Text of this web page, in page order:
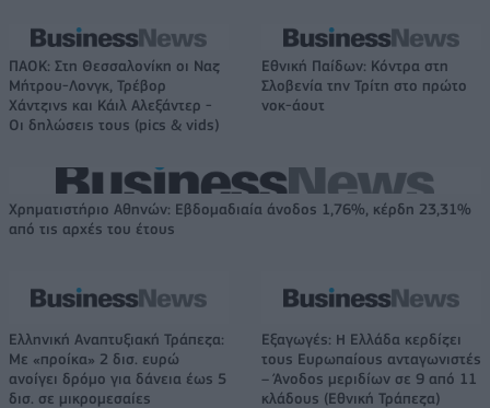
ΠΑΟΚ: Στη Θεσσαλονίκη οι Ναζ
Μήτρου-Λονγκ, Τρέβορ
Χάντζινς και Κάιλ Αλεξάντερ -
Οι δηλώσεις τους (pics & vids)
Εθνική Παίδων: Κόντρα στη
Σλοβενία την Τρίτη στο πρώτο
νοκ-άουτ
Χρηματιστήριο Αθηνών: Εβδομαδιαία άνοδος 1,76%, κέρδη 23,31%
από τις αρχές του έτους
Ελληνική Αναπτυξιακή Τράπεζα:
Με «προίκα» 2 δισ. ευρώ
ανοίγει δρόμο για δάνεια έως 5
δισ. σε μικρομεσαίες
Εξαγωγές: Η Ελλάδα κερδίζει
τους Ευρωπαίους ανταγωνιστές
– Άνοδος μεριδίων σε 9 από 11
κλάδους (Εθνική Τράπεζα)